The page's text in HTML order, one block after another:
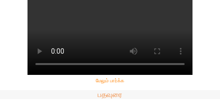
மேலும் பார்க்க
பதவுரை